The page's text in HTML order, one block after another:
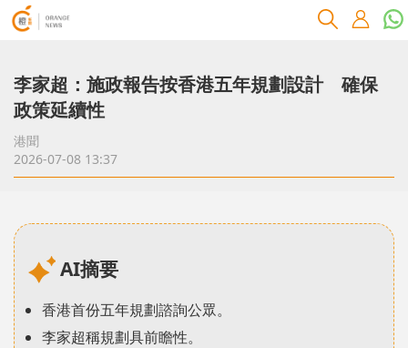
李家超：施政報告按香港五年規劃設計 確保
政策延續性
港聞
2026-07-08 13:37
AI摘要
香港首份五年規劃諮詢公眾。
李家超稱規劃具前瞻性。